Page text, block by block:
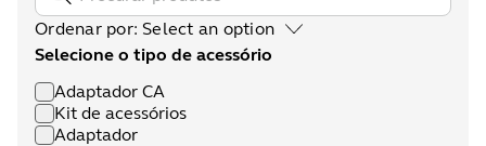
Ordenar por: Select an option
Selecione o tipo de acessório
Adaptador CA
Kit de acessórios
Adaptador